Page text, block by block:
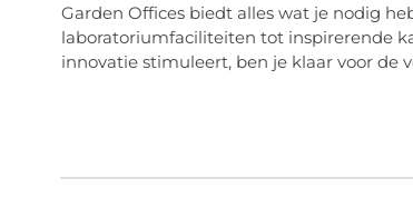
Garden Offices biedt alles wat je nodig
laboratoriumfaciliteiten tot inspirerende
innovatie stimuleert, ben je klaar voor de